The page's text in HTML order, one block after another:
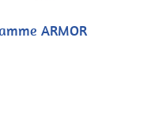
ARMOR